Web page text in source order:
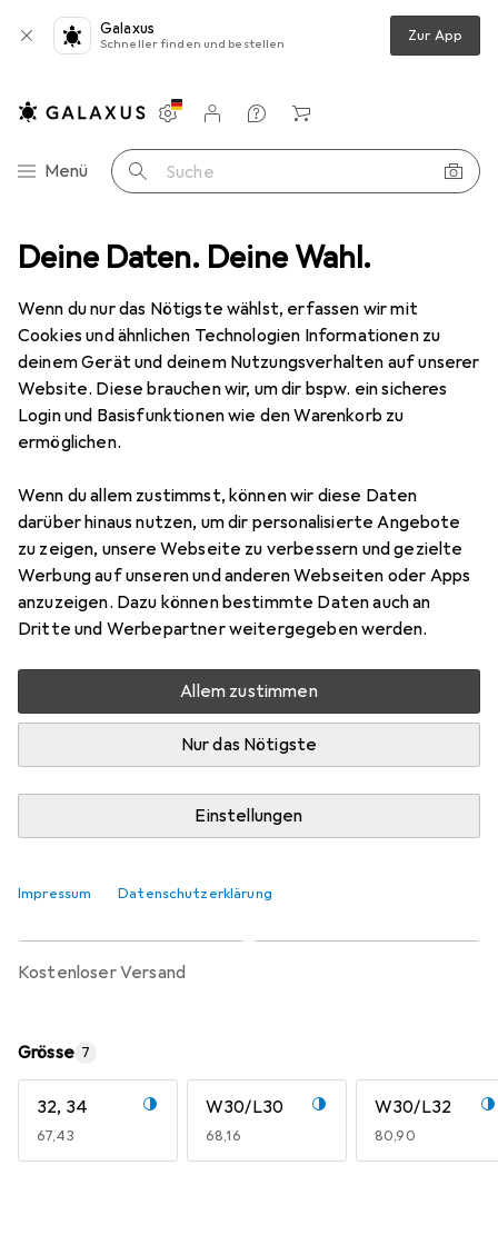
Deine Daten. Deine Wahl.
Wenn du nur das Nötigste wählst, erfassen wir mit
Cookies und ähnlichen Technologien Informationen zu
deinem Gerät und deinem Nutzungsverhalten auf unserer
Website. Diese brauchen wir, um dir bspw. ein sicheres
Login und Basisfunktionen wie den Warenkorb zu
ermöglichen.
Wenn du allem zustimmst, können wir diese Daten
darüber hinaus nutzen, um dir personalisierte Angebote
zu zeigen, unsere Webseite zu verbessern und gezielte
Werbung auf unseren und anderen Webseiten oder Apps
anzuzeigen. Dazu können bestimmte Daten auch an
Dritte und Werbepartner weitergegeben werden.
Allem zustimmen
Nur das Nötigste
Einstellungen
Impressum Datenschutzerklärung
Galaxus
Schneller finden und bestellen Zur App
Navigation nach Kategorien
Menü Suche
Einstellungen
Kundenkonto
Vergleichslisten
Merklisten
Warenkorb
Alles in Mode Bekleidung Jeans Carhartt Rugged Flex
3 Bilder
CarharttRugged Flex
Preis in EUR inkl. MwSt.
EUR
67,58
Bewertungen Marke
Mehr von Carhartt
Zwischen Do, 20.8. und Di, 25.8. geliefert
7 Stück an Lager beim Lieferanten
Benachrichtigen, wenn schneller verfügbar
Lieferort angeben für genaue Lieferzeit
kostenloser Versand
Grösse 7
32, 34
EUR
67,43
W30/L30
EUR
68,16
W30/L32
EUR
80,90